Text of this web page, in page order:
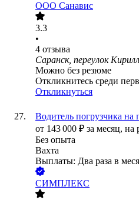
ООО Санавис
3.3
•
4 отзыва
Саранск, переулок
Можно без резюме
Откликнитесь среди
Откликнуться
Водитель погрузчика на
от 143 000 ₽ за месяц, на
Без опыта
Вахта
Выплаты: Два раза в
СИМПЛЕКС